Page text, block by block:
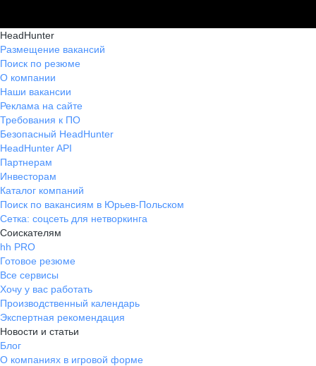
HeadHunter
Размещение вакансий
Поиск по резюме
О компании
Наши вакансии
Реклама на сайте
Требования к ПО
Безопасный HeadHunter
HeadHunter API
Партнерам
Инвесторам
Каталог компаний
Поиск по вакансиям в Юрьев-Польском
Сетка: соцсеть для нетворкинга
Соискателям
hh PRO
Готовое резюме
Все сервисы
Хочу у вас работать
Производственный календарь
Экспертная рекомендация
Новости и статьи
Блог
О компаниях в игровой форме